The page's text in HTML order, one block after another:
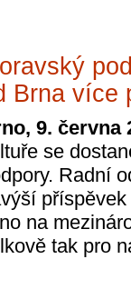
Brna více
9. června
se
Radní
na
tak pro